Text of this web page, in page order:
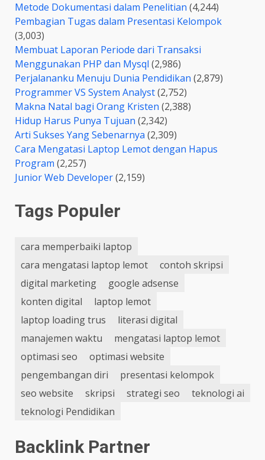
Metode Dokumentasi dalam Penelitian (4,244)
Pembagian Tugas dalam Presentasi Kelompok
(3,003)
Membuat Laporan Periode dari Transaksi
Menggunakan PHP dan Mysql (2,986)
Perjalananku Menuju Dunia Pendidikan (2,879)
Programmer VS System Analyst(2,752)
Makna Natal bagi Orang Kristen (2,388)
Hidup Harus Punya Tujuan (2,342)
Arti Sukses Yang Sebenarnya (2,309)
Cara Mengatasi Laptop Lemot dengan Hapus
Program (2,257)
Junior Web Developer(2,159)
Tags Populer
cara memperbaiki laptop
cara mengatasi laptop lemot
contoh skripsi
digital marketing
google adsense
konten digital
laptop lemot
laptop loading trus
literasi digital
manajemen waktu
mengatasi laptop lemot
optimasi seo
optimasi website
pengembangan diri
presentasi kelompok
seo website
skripsi strategi seo
teknologi ai
teknologi Pendidikan
Backlink Partner